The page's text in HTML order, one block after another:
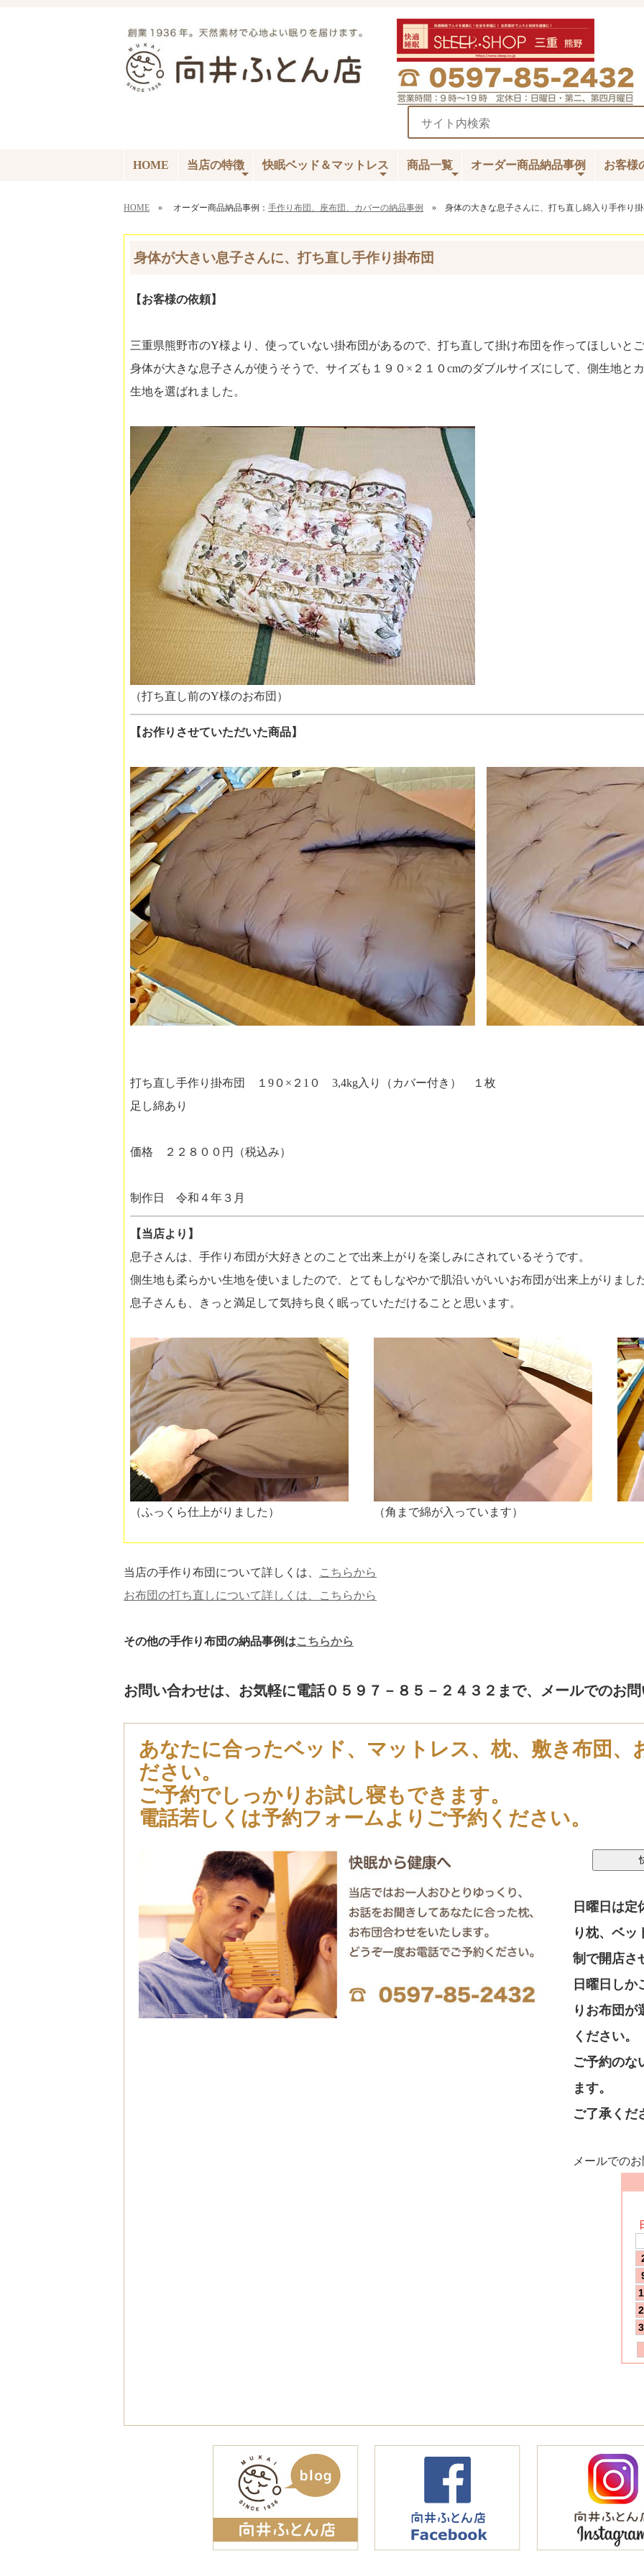
HOME 当店の特徴 快眠ベッド＆マットレス 商品一覧 オーダー商品納品事例 お客様
HOME » オーダー商品納品事例： 手作り布団、座布団、カバーの納品事例 » 身体の大きな息子さんに、打ち直し綿入り手作り
身体が大きい息子さんに、打ち直し手作り掛布団
【お客様の依頼】
三重県熊野市のY様より、使っていない掛布団があるので、打ち直して掛け布団を作ってほしいと
身体が大きな息子さんが使うそうで、サイズも１９０×２１０cmのダブルサイズにして、側生地と
生地を選ばれました。
（打ち直し前のY様のお布団）
【お作りさせていただいた商品】
打ち直し手作り掛布団 １9０×２1０ 3,4kg入り（カバー付き） １枚
足し綿あり
価格 ２２８００円（税込み）
制作日 令和４年３月
【当店より】
息子さんは、手作り布団が大好きとのことで出来上がりを楽しみにされているそうです。
側生地も柔らかい生地を使いましたので、とてもしなやかで肌沿いがいいお布団が出来上がりまし
息子さんも、きっと満足して気持ち良く眠っていただけることと思います。
（ふっくら仕上がりました） （角まで綿が入っています）
当店の手作り布団について詳しくは、
こちらから
お布団の打ち直しについて詳しくは、こちらから
その他の手作り布団の納品事例はこちらから
お問い合わせは、お気軽に電話０５９７－８５－２４３２まで、メールでのお
あなたに合ったベッド、マットレス、枕、敷き布団、
ださい。
ご予約でしっかりお試し寝もできます。
電話若しくは予約フォームよりご予約ください。
日曜日は定
り枕、ベッ
制で開店さ
日曜日しか
りお布団が
ください。
ご予約のな
ます。
ご了承くだ
メールでの